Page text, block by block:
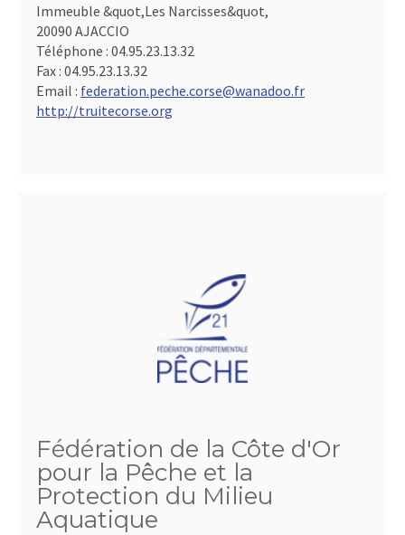
Immeuble &quot,Les Narcisses&quot,
20090 AJACCIO
Téléphone : 04.95.23.13.32
Fax : 04.95.23.13.32
Email : federation.peche.corse@wanadoo.fr
http://truitecorse.org
Fédération de la Côte d'Or
pour la Pêche et la
Protection du Milieu
Aquatique